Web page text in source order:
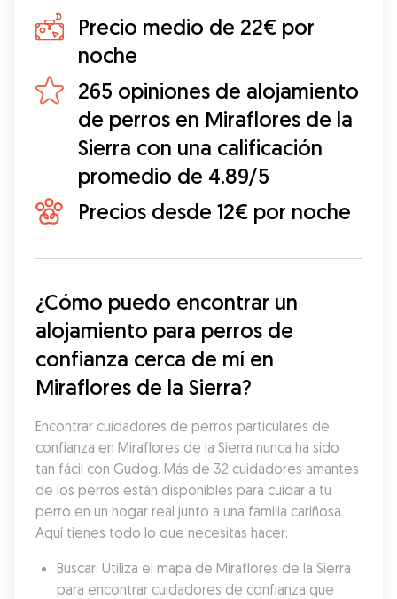
Precio medio de 22€ por
noche
265 opiniones de alojamiento
de perros en Miraflores de la
Sierra con una calificación
promedio de 4.89/5
Precios desde 12€ por noche
¿Cómo puedo encontrar un
alojamiento para perros de
confianza cerca de mí en
Miraflores de la Sierra?
Encontrar cuidadores de perros particulares de
confianza en Miraflores de la Sierra nunca ha sido
tan fácil con Gudog. Más de 32 cuidadores amantes
de los perros están disponibles para cuidar a tu
perro en un hogar real junto a una familia cariñosa.
Aquí tienes todo lo que necesitas hacer:
Buscar: Utiliza el mapa de Miraflores de la Sierra
para encontrar cuidadores de confianza que